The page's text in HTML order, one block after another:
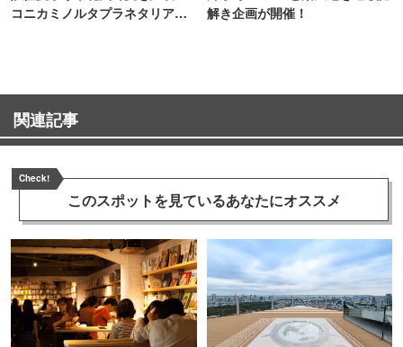
コニカミノルタプラネタリア
解き企画が開催！
関連記事
Check!
このスポットを見ているあなたにオススメ